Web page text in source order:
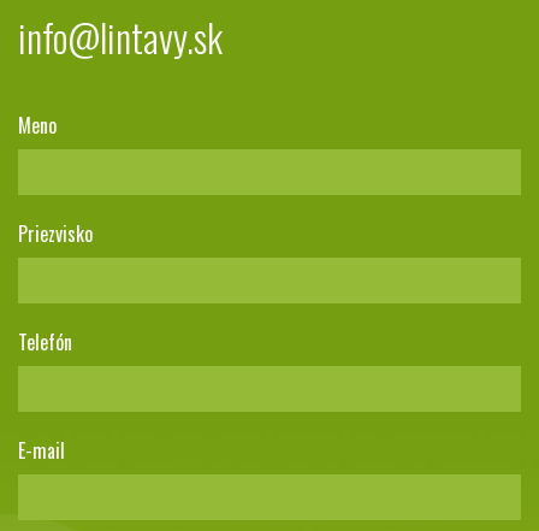
info@lintavy.sk
Meno
Priezvisko
Telefón
E-mail